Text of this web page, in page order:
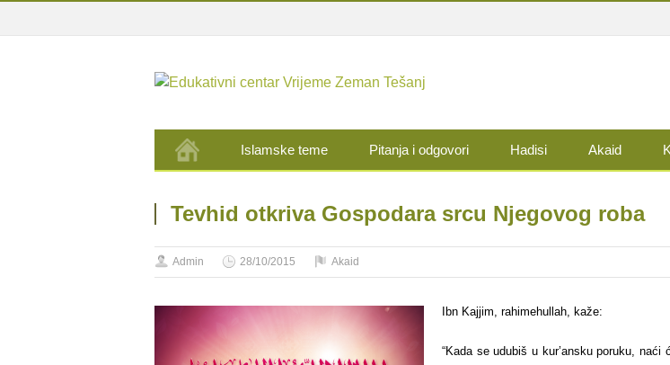
Islamske teme Pitanja i odgovori Hadisi Akaid
Tevhid otkriva Gospodara srcu Njegovog roba
Admin 28/10/2015 Akaid
Ibn Kajjim, rahimehullah, kaže:
“Kada se udubiš u kur’ansku poruku, naći